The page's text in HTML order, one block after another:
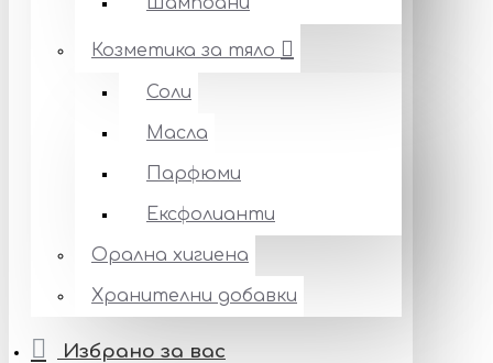
Козметика за тяло
Соли
Масла
Парфюми
Ексфолианти
Орална хигиена
Хранителни добавки
Избрано за вас